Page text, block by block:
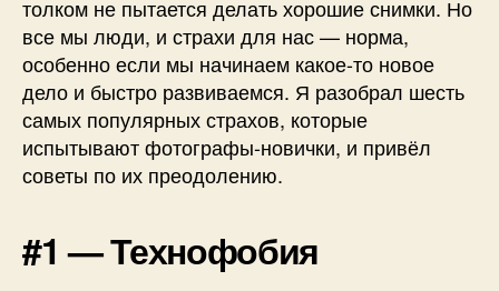
толком не пытается делать хорошие снимки. Но
все мы люди, и страхи для нас — норма,
особенно если мы начинаем какое-то новое
дело и быстро развиваемся. Я разобрал шесть
самых популярных страхов, которые
испытывают фотографы-новички, и привёл
советы по их преодолению.
#1 — Технофобия